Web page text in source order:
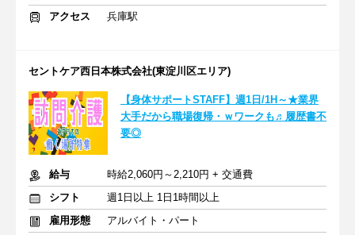
アクセス
兵庫駅
セントケア西日本株式会社(東淀川区エリア)
【身体サポートSTAFF】週1日/1H～★業界
大手だから職場復帰・ｗワークも♬履歴書不
要◎
給与
時給2,060円～2,210円 + 交通費
シフト
週1日以上 1日1時間以上
雇用形態
アルバイト・パート